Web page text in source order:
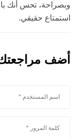
وبصراحة، تحس أنك
استمتاع حقيقي.
أضف مراجعتك